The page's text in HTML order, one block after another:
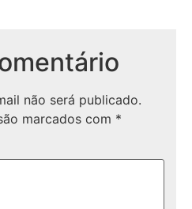
não será publicado.
marcados com *